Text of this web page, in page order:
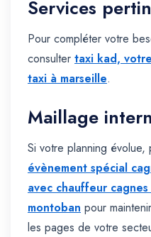
Services
Pour compléter votre
consulter taxi kad,
taxi à marseille.
Maillage
Si votre planning
évènement spécial
avec chauffeur cagnes
montoban pour
les pages de votre